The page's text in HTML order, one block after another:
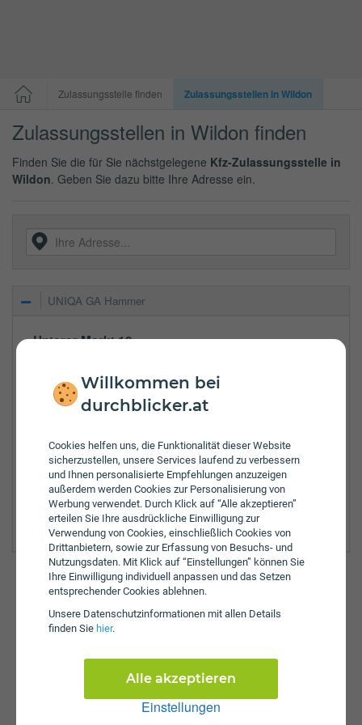
Willkommen bei
durchblicker.at
Cookies helfen uns, die Funktionalität dieser Website
sicherzustellen, unsere Services laufend zu verbessern
und Ihnen personalisierte Empfehlungen anzuzeigen
außerdem werden Cookies zur Personalisierung von
Werbung verwendet. Durch Klick auf “Alle akzeptieren”
erteilen Sie Ihre ausdrückliche Einwilligung zur
Verwendung von Cookies, einschließlich Cookies von
Drittanbietern, sowie zur Erfassung von Besuchs- und
Nutzungsdaten. Mit Klick auf “Einstellungen” können Sie
Ihre Einwilligung individuell anpassen und das Setzen
entsprechender Cookies ablehnen.
Unsere Daten­schutz­informationen mit allen Details
finden Sie hier.
Einstellungen
Alle akzeptieren
Zulassungsstelle finden Zulassungsstellen in Wildon
Zulassungsstellen in Wildon finden
Finden Sie die für Sie nächstgelegene Kfz-Zulassungsstelle in
Wildon. Geben Sie dazu bitte Ihre Adresse ein.
UNIQA GA Hammer
Unterer Markt 10
Tel.:+43-3182-48-838
Deutschlandsberg
Graz
Graz Umgebung
Leibnitz
Südoststeiermark
Günstig versichern & anmelden
So einfach funktioniert's auf durchblicker.at:
KFZ-Zulassung